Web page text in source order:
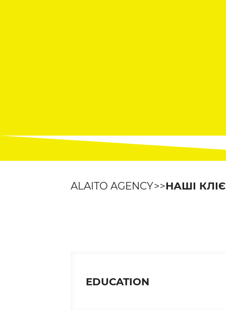
ALAITO AGENCY НАШІ
EDUCATION